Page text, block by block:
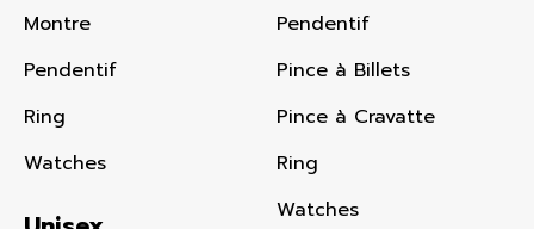
Montre
Pendentif
Ring
Watches
Pendentif
Pince à Billets
Pince à Cravatte
Ring
Watches